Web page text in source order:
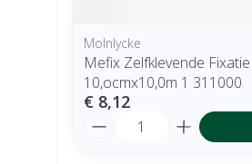
Molnlycke
Mefix Zelfklevende Fixatie
10,ocmx10,0m 1 311000
€ 8,12